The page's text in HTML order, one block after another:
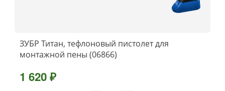
ЗУБР Титан, тефлоновый пистолет для
монтажной пены (06866)
1 620 ₽